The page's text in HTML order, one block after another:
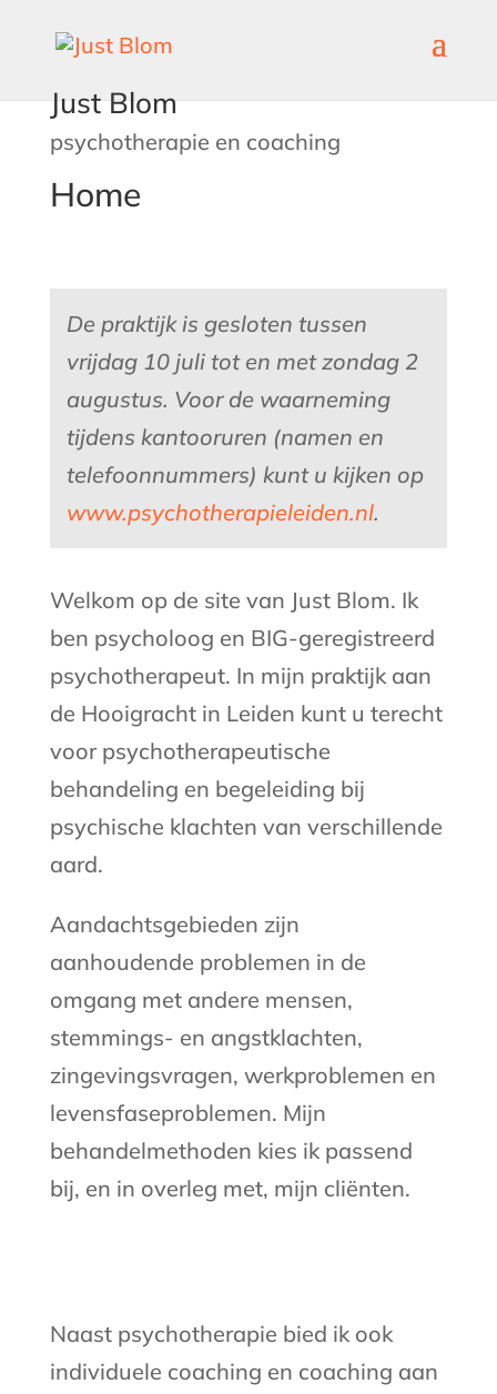
Just Blom
psychotherapie en coaching
Home
De praktijk is gesloten tussen
vrijdag 10 juli tot en met zondag 2
augustus. Voor de waarneming
tijdens kantooruren (namen en
telefoonnummers) kunt u kijken op
www.psychotherapieleiden.nl.
Welkom op de site van Just Blom. Ik
ben psycholoog en BIG-geregistreerd
psychotherapeut. In mijn praktijk aan
de Hooigracht in Leiden kunt u terecht
voor psychotherapeutische
behandeling en begeleiding bij
psychische klachten van verschillende
aard.
Aandachtsgebieden zijn
aanhoudende problemen in de
omgang met andere mensen,
stemmings- en angstklachten,
zingevingsvragen, werkproblemen en
levensfaseproblemen. Mijn
behandelmethoden kies ik passend
bij, en in overleg met, mijn cliënten.
Naast psychotherapie bied ik ook
individuele coaching en coaching aan